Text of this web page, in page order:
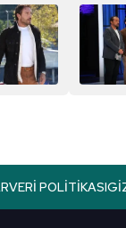
VERI POLITIKASI